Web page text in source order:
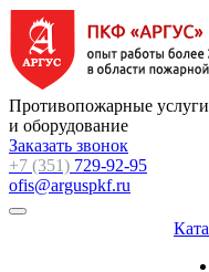
Противопожарные услуги
и оборудование
Заказать звонок
+7 (351) 729-92-95
ofis@arguspkf.ru